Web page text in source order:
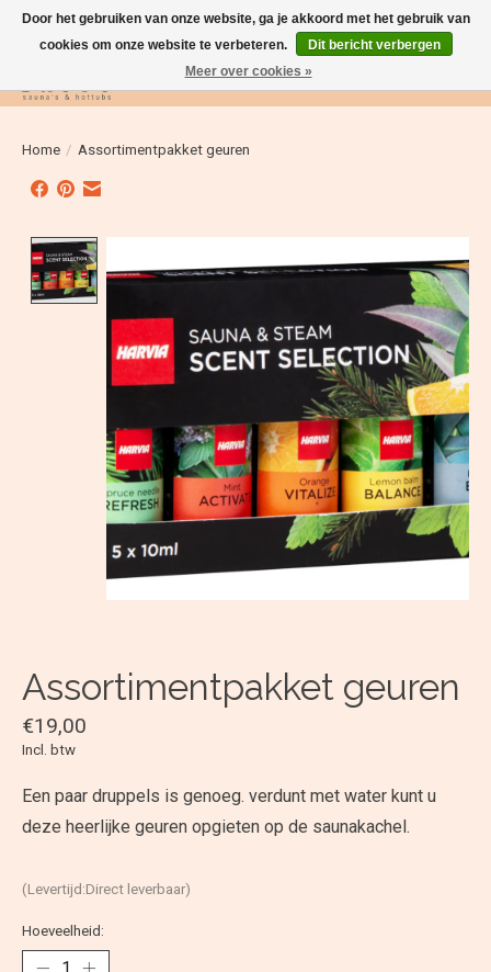
Verlanglijst
Home / Assortimentpakket geuren
Assortimentpakket geuren
€19,00
Incl. btw
Een paar druppels is genoeg. verdunt met water kunt u
deze heerlijke geuren opgieten op de saunakachel.
(Levertijd:Direct leverbaar)
Hoeveelheid:
Door het gebruiken van onze website, ga je akkoord met het gebruik van
cookies om onze website te verbeteren.
Dit bericht verbergen
Meer over cookies »